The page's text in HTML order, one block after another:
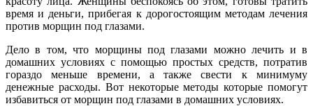
время и деньги, прибегая к дорогостоящим методам лечения
против морщин под глазами.
Дело в том, что морщины под глазами можно лечить и в
домашних условиях с помощью простых средств, потратив
гораздо меньше времени, а также свести к минимуму
денежные расходы. Вот некоторые методы которые помогут
избавиться от морщин под глазами в домашних условиях.